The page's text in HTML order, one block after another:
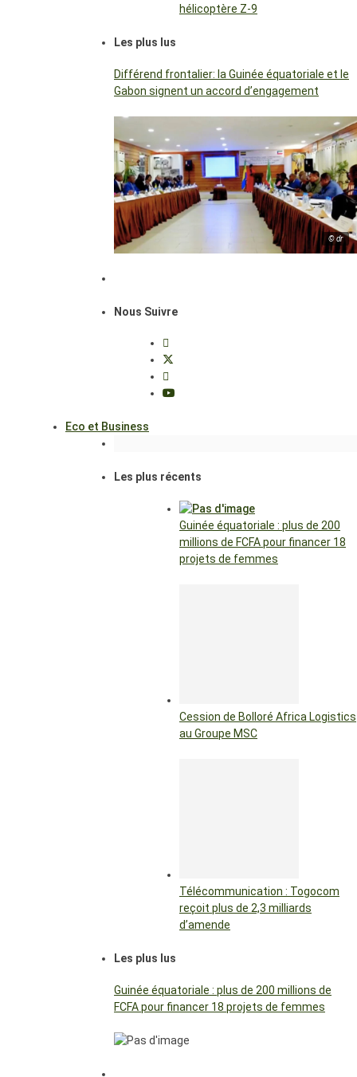
hélicoptère Z-9
Les plus lus
Différend frontalier: la Guinée équatoriale et le
Gabon signent un accord d’engagement
© dr
Nous Suivre
Eco et Business
Les plus récents
Guinée équatoriale : plus de 200
millions de FCFA pour financer 18
projets de femmes
Cession de Bolloré Africa Logistics
au Groupe MSC
Télécommunication : Togocom
reçoit plus de 2,3 milliards
d’amende
Les plus lus
Guinée équatoriale : plus de 200 millions de
FCFA pour financer 18 projets de femmes